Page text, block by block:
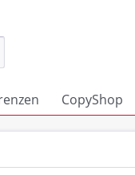
CopyShop